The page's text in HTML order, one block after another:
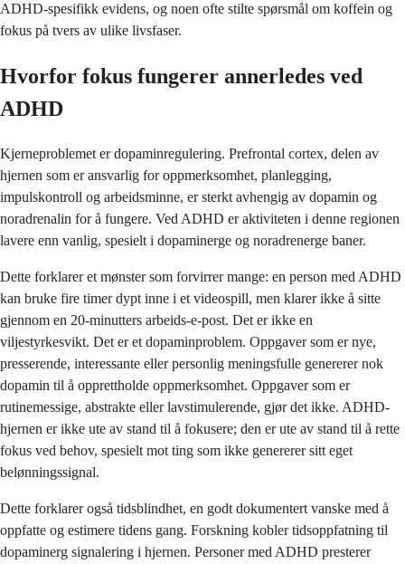
ADHD-spesifikk evidens, og noen ofte stilte spørsmål om koffein og
fokus på tvers av ulike livsfaser.
Hvorfor fokus fungerer annerledes ved
ADHD
Kjerneproblemet er dopaminregulering. Prefrontal cortex, delen av
hjernen som er ansvarlig for oppmerksomhet, planlegging,
impulskontroll og arbeidsminne, er sterkt avhengig av dopamin og
noradrenalin for å fungere. Ved ADHD er aktiviteten i denne regionen
lavere enn vanlig, spesielt i dopaminerge og noradrenerge baner.
Dette forklarer et mønster som forvirrer mange: en person med ADHD
kan bruke fire timer dypt inne i et videospill, men klarer ikke å sitte
gjennom en 20-minutters arbeids-e-post. Det er ikke en
viljestyrkesvikt. Det er et dopaminproblem. Oppgaver som er nye,
presserende, interessante eller personlig meningsfulle genererer nok
dopamin til å opprettholde oppmerksomhet. Oppgaver som er
rutinemessige, abstrakte eller lavstimulerende, gjør det ikke. ADHD-
hjernen er ikke ute av stand til å fokusere; den er ute av stand til å rette
fokus ved behov, spesielt mot ting som ikke genererer sitt eget
belønningssignal.
Dette forklarer også tidsblindhet, en godt dokumentert vanske med å
oppfatte og estimere tidens gang. Forskning kobler tidsoppfatning til
dopaminerg signalering i hjernen. Personer med ADHD presterer